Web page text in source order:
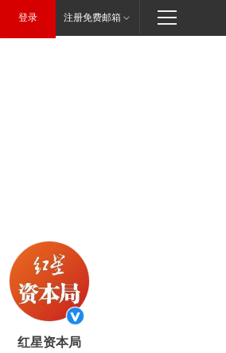
登录 注册免费邮箱
红星资本局